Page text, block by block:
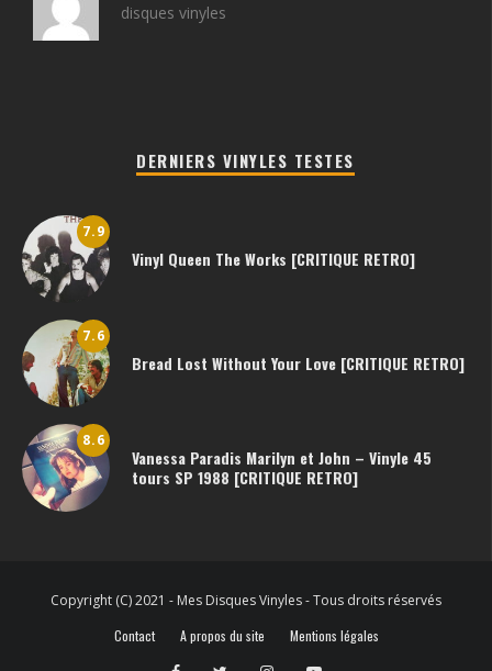
disques vinyles
DERNIERS VINYLES TESTES
7.9
Vinyl Queen The Works [CRITIQUE RETRO]
7.6
Bread Lost Without Your Love [CRITIQUE RETRO]
8.6
Vanessa Paradis Marilyn et John – Vinyle 45
tours SP 1988 [CRITIQUE RETRO]
Copyright (C) 2021 - Mes Disques Vinyles - Tous droits réservés
Contact
A propos du site Mentions légales